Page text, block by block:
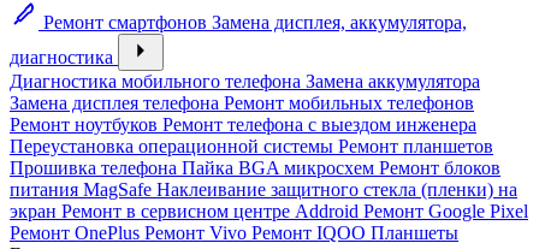
Ремонт смартфонов Замена дисплея, аккумулятора,
диагностика
Диагностика мобильного телефона Замена аккумулятора
Замена дисплея телефона Ремонт мобильных телефонов
Ремонт ноутбуков Ремонт телефона с выездом инженера
Переустановка операционной системы Ремонт планшетов
Прошивка телефона Пайка BGA микросхем Ремонт блоков
питания MagSafe Наклеивание защитного стекла (пленки) на
экран Ремонт в сервисном центре Addroid Ремонт Google Pixel
Ремонт OnePlus Ремонт Vivo Ремонт IQOO Планшеты